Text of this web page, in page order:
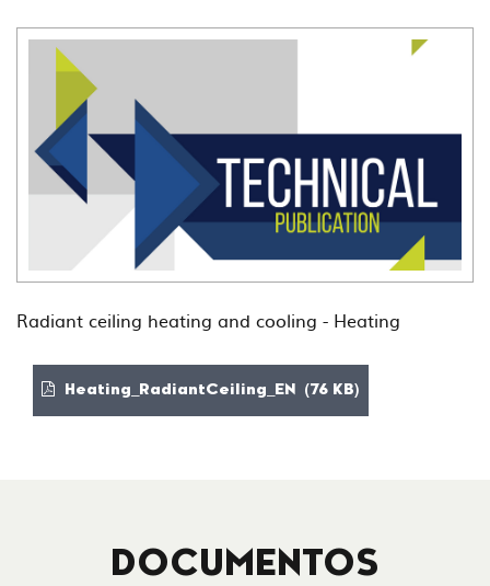
Radiant ceiling heating and cooling - Heating
Heating_RadiantCeiling_EN (76 KB)
DOCUMENTOS